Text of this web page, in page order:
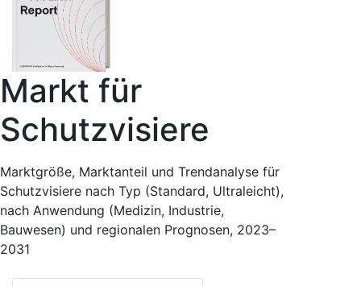
Markt für
Schutzvisiere
Marktgröße, Marktanteil und Trendanalyse für
Schutzvisiere nach Typ (Standard, Ultraleicht),
nach Anwendung (Medizin, Industrie,
Bauwesen) und regionalen Prognosen, 2023–
2031